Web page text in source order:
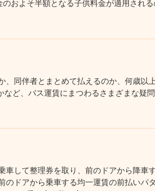
およそ半額となる子供料金が適用され
、同伴者とまとめて払えるのか、何歳以
ど、バス運賃にまつわるさまざまな疑問
して整理券を取り、前のドアから降車
のドアから乗車する均一運賃の前払いパ